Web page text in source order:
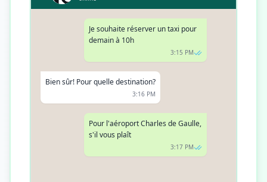
Je souhaite réserver un taxi pour
demain à 10h
3:15 PM
Bien sûr! Pour quelle destination?
3:16 PM
Pour l'aéroport Charles de Gaulle, s'il
vous plaît
3:17 PM